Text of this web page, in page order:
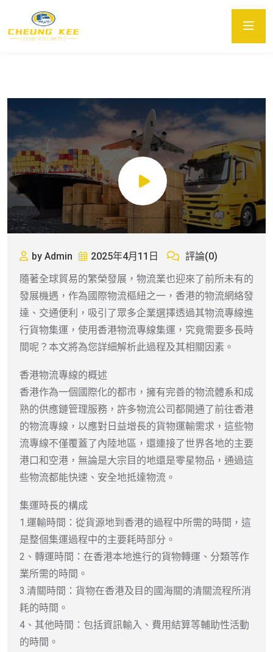
by Admin 2025年4月11日
評論(0)
隨著全球貿易的繁榮發展，物流業也迎來了前所未有的
發展機遇，作為國際物流樞紐之一，香港的物流網絡發
達、交通便利，吸引了眾多企業選擇透過其物流專線進
行貨物集運，使用香港物流專線集運，究竟需要多長時
間呢？本文將為您詳細解析此過程及其相關因素。
香港物流專線的概述
香港作為一個國際化的都市，擁有完善的物流體系和成
熟的供應鏈管理服務，許多物流公司都開通了前往香港
的物流專線，以應對日益增長的貨物運輸需求，這些物
流專線不僅覆蓋了內陸地區，還連接了世界各地的主要
港口和空港，無論是大宗目的地還是零星物品，通過這
些物流都能快速、安全地抵達物流。
集運時長的構成
1.運輸時間：從貨源地到香港的過程中所需的時間，這
是整個集運過程中的主要耗時部分。
2、轉運時間：在香港本地進行的貨物轉運、分類等作
業所需的時間。
3.清關時間：貨物在香港及目的國海關的清關流程所消
耗的時間。
4、其他時間：包括資訊輸入、費用結算等輔助性活動
的時間。